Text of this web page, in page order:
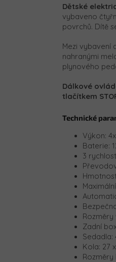
Dětské
vybaveno
povrchů. Dítě
Mezi vybavení
nahranými
plynového
Dálkové
tlačítkem
Technické
Výkon:
Baterie:
3
Rozměry
Zadní
Sedadla:
Kola: 27
Rozměry